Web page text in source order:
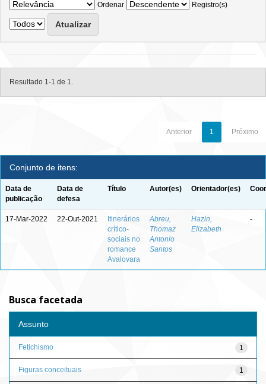
Ordenar
Registro(s)
Resultado 1-1 de 1.
Anterior 1 Próximo
Conjunto de itens:
Data de
publicação
Data de
defesa
Título Autor(es) Orientador(es)
17-Mar-2022 22-Out-2021
Itinerários
crítico-
sociais no
romance
Avalovara
Abreu,
Thomaz
Antonio
Santos
Hazin,
Elizabeth
-
Busca facetada
Assunto
1
Fetichismo
1
Figuras conceituais